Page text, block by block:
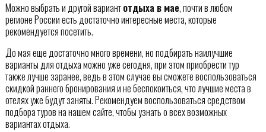
Можно выбрать и другой вариантотдыха в мае, почти в любом
регионе России есть достаточно интересные места, которые
рекомендуется посетить.
До мая еще достаточно много времени, но подбирать наилучшие
варианты для отдыха можно уже сегодня, при этом приобрести тур
также лучше заранее, ведь в этом случае вы сможете воспользоваться
скидкой раннего бронирования и не беспокоиться, что лучшие места в
отелях уже будут заняты. Рекомендуем воспользоваться средством
подбора туров на нашем сайте, чтобы узнать о всех возможных
вариантах отдыха.